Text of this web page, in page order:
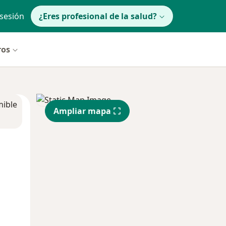
¿Eres profesional de la salud?
Ampliar mapa